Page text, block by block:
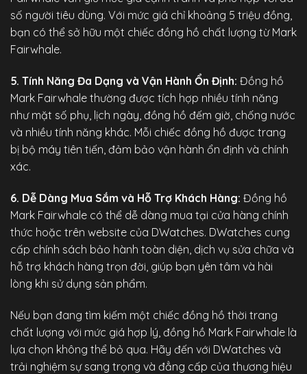
số người tiêu dùng. Với mức giá chỉ khoảng 5 triệu đồng,
bạn có thể sở hữu một chiếc đồng hồ chất lượng từ Mark
Fairwhale.
5. Tính Năng Đa Dạng và Vận Hành Ổn Định: Đồng hồ
Mark Fairwhale thường được tích hợp nhiều tính năng
như mặt số phụ, lịch ngày, đồng hồ đếm giờ, chống nước
và nhiều tính năng khác. Mỗi chiếc đồng hồ được trang
bị bộ máy tiên tiến, đảm bảo vận hành ổn định và chính
xác.
6. Dễ Dàng Mua Sắm và Hỗ Trợ Khách Hàng: Đồng hồ
Mark Fairwhale có thể dễ dàng mua tại cửa hàng chính
thức hoặc trên website của DWatches. DWatches cung
cấp chính sách bảo hành toàn diện, dịch vụ sửa chữa và
hỗ trợ khách hàng trọn đời, giúp bạn yên tâm và hài
lòng khi sử dụng sản phẩm.
Nếu bạn đang tìm kiếm một chiếc đồng hồ thời trang
chất lượng với mức giá hợp lý, đồng hồ Mark Fairwhale là
lựa chọn không thể bỏ qua. Hãy đến với DWatches và
trải nghiệm sự sang trọng và đẳng cấp của thương hiệu